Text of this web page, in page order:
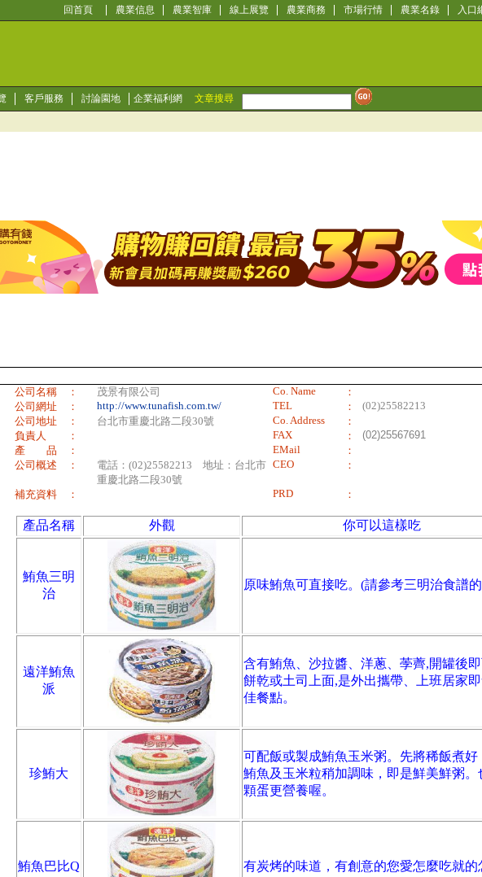
回首頁 農業信息 農業智庫 線上展覽 農業商務 市場行情 農業名錄 入口
客戶服務 討論園地 企業福利網 文章搜尋
公司名稱 ： 茂景有限公司 Co. Name
：
公司網址 ：
http://www.tunafish.com.tw/ TEL ：
(02)25582213
公司地址 ：
台北市重慶北路二段30號 Co. Address
：
負責人 ：
FAX ：
(02)25567691
產 品 ：
EMail
：
公司概述 ：
電話：(02)25582213 地址：台北市
重慶北路二段30號
CEO ：
補充資料 ： PRD ：
產品名稱 外觀 你可以這樣吃
鮪魚三明
治
原味鮪魚可直接吃。(請參考三明治食譜
遠洋鮪魚
派
含有鮪魚、沙拉醬、洋蔥、荸薺,開罐後
餅乾或土司上面,是外出攜帶、上班居家
佳餐點。
珍鮪大
可配飯或製成鮪魚玉米粥。先將稀飯煮好
鮪魚及玉米粒稍加調味，即是鮮美鮮粥。
顆蛋更營養喔。
鮪魚巴比Q 有炭烤的味道，有創意的您愛怎麼吃就的